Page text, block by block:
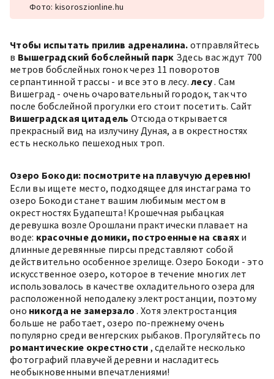
Фото: kisoroszionline.hu
Чтобы испытать прилив адреналина. отправляйтесь
в Вышеградский бобслейный парк Здесь вас ждут 700
метров бобслейных гонок через 11 поворотов
серпантинной трассы - и все это в лесу. лесу. Сам
Вишеград - очень очаровательный городок, так что
после бобслейной прогулки его стоит посетить. Сайт
Вишеградская цитадель Отсюда открывается
прекрасный вид на излучину Дуная, а в окрестностях
есть несколько пешеходных троп.
Озеро Бокоди: посмотрите на плавучую деревню!
Если вы ищете место, подходящее для инстаграма то
озеро Бокоди станет вашим любимым местом в
окрестностях Будапешта! Крошечная рыбацкая
деревушка возле Орошлани практически плавает на
воде: красочные домики, построенные на сваях и
длинные деревянные пирсы представляют собой
действительно особенное зрелище. Озеро Бокоди - это
искусственное озеро, которое в течение многих лет
использовалось в качестве охладительного озера для
расположенной неподалеку электростанции, поэтому
оно никогда не замерзало . Хотя электростанция
больше не работает, озеро по-прежнему очень
популярно среди венгерских рыбаков. Прогуляйтесь по
романтические окрестности , сделайте несколько
фотографий плавучей деревни и насладитесь
необыкновенными впечатлениями!